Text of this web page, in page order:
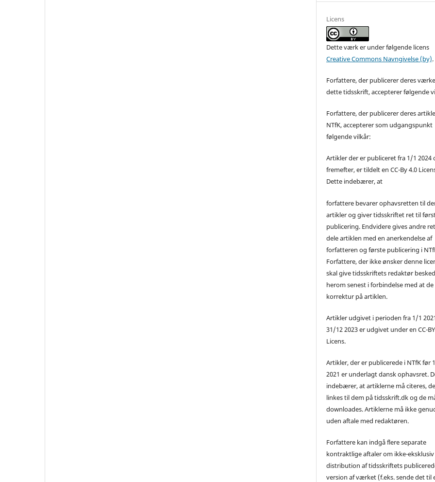
Licens
Dette værk er under følgende licens
Creative Commons Navngivelse (by).
Forfattere, der publicerer deres
dette tidsskrift, accepterer følgende
Forfattere, der publicerer deres
NTfK, accepterer som udgangspunkt
følgende vilkår:
Artikler der er publiceret fra 1/1 2024
fremefter, er tildelt en CC-By 4.0
Dette indebærer, at
forfattere bevarer ophavsretten til
artikler og giver tidsskriftet ret til
publicering. Endvidere gives andre
dele artiklen med en anerkendelse af
forfatteren og første publicering i
Forfattere, der ikke ønsker denne
skal give tidsskriftets redaktør besked
herom senest i forbindelse med at
korrektur på artiklen.
Artikler udgivet i perioden fra 1/1
31/12 2023 er udgivet under en CC-
Licens.
Artikler, der er publicerede i NTfK før
2021 er underlagt dansk ophavsret.
indebærer, at artiklerne må citeres,
linkes til dem på tidsskrift.dk og de
downloades. Artiklerne må ikke
uden aftale med redaktøren.
Forfattere kan indgå flere separate
kontraktlige aftaler om ikke-eksklusiv
distribution af tidsskriftets
version af værket (f.eks. sende det til